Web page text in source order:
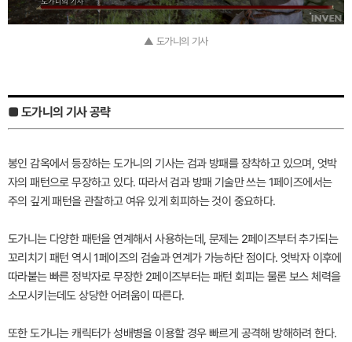
▲ 도가니의 기사
■ 도가니의 기사 공략
봉인 감옥에서 등장하는 도가니의 기사는 검과 방패를 장착하고 있으며, 엇박
자의 패턴으로 무장하고 있다. 따라서 검과 방패 기술만 쓰는 1페이즈에서는
주의 깊게 패턴을 관찰하고 여유 있게 회피하는 것이 중요하다.
도가니는 다양한 패턴을 연계해서 사용하는데, 문제는 2페이즈부터 추가되는
꼬리치기 패턴 역시 1페이즈의 검술과 연계가 가능하단 점이다. 엇박자 이후에
따라붙는 빠른 정박자로 무장한 2페이즈부터는 패턴 회피는 물론 보스 체력을
소모시키는데도 상당한 어려움이 따른다.
또한 도가니는 캐릭터가 성배병을 이용할 경우 빠르게 공격해 방해하려 한다.